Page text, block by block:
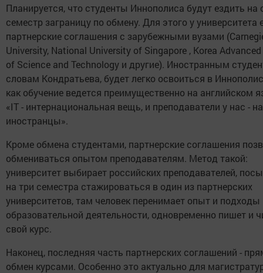
Планируется, что студенты Иннополиса будут ездить на
семестр заграницу по обмену. Для этого у университета
партнерские соглашения с зарубежными вузами
University, National University of Singapore , Korea
of Science and Technology и другие). Иностранным
словам Кондратьева, будет легко освоиться в
как обучение ведется преимущественно на английском
«IT - интернациональная вещь, и преподаватели у нас -
иностранцы».
Кроме обмена студентами, партнерские соглашения
обмениваться опытом преподавателям. Метод такой:
университет выбирает российских преподавателей,
на три семестра стажироваться в один из партнерских
университетов, там человек перенимает опыт и подходы
образовательной деятельности, одновременно пишет и
свой курс.
Наконец, последняя часть партнерских соглашений -
обмен курсами. Особенно это актуально для